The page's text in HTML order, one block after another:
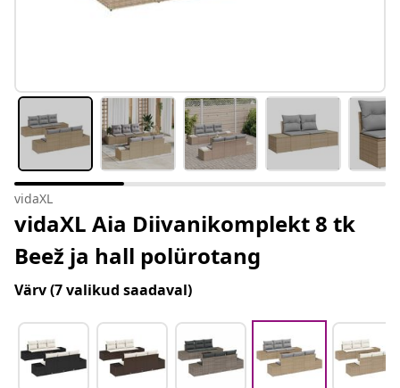
vidaXL
vidaXL Aia Diivanikomplekt 8 tk
Beež ja hall polürotang
Värv(7 valikud saadaval)